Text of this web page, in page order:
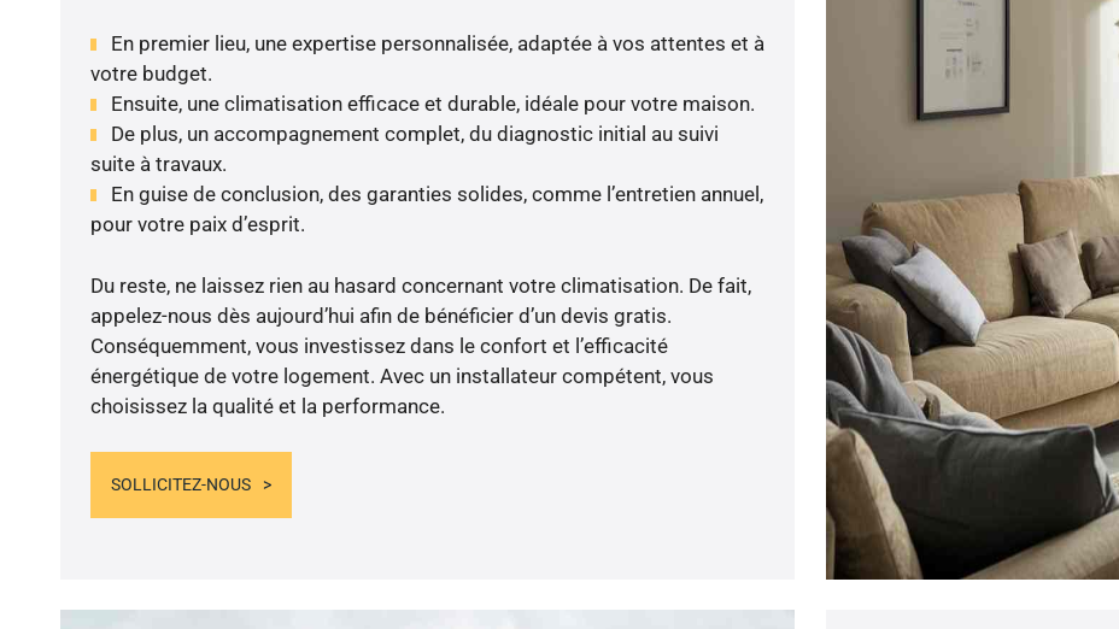
En premier lieu, une expertise personnalisée, adaptée à vos attentes et à
votre budget.
Ensuite, une climatisation efficace et durable, idéale pour votre maison.
De plus, un accompagnement complet, du diagnostic initial au suivi
suite à travaux.
En guise de conclusion, des garanties solides, comme l’entretien annuel,
pour votre paix d’esprit.
Du reste, ne laissez rien au hasard concernant votre climatisation. De fait,
appelez-nous dès aujourd’hui afin de bénéficier d’un devis gratis.
Conséquemment, vous investissez dans le confort et l’efficacité
énergétique de votre logement. Avec un installateur compétent, vous
choisissez la qualité et la performance.
SOLLICITEZ-NOUS